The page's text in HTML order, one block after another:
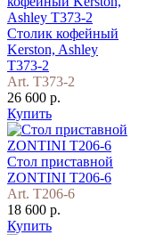
Столик кофейный
Kerston, Ashley
T373-2
Art. T373-2
26 600 р.
Купить
Стол приставной
ZONTINI T206-6
Art. T206-6
18 600 р.
Купить